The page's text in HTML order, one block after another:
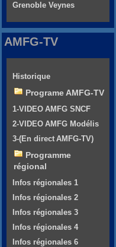
Grenoble Veynes
AMFG-TV
Historique
Programe AMFG-TV
1-VIDEO AMFG SNCF
2-VIDEO AMFG Modélis
3-(En direct AMFG-TV)
Programme
régional
Infos régionales 1
Infos régionales 2
Infos régionales 3
Infos régionales 4
Infos régionales 6